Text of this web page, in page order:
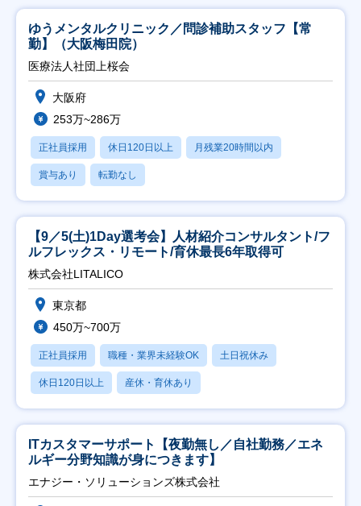
ゆうメンタルクリニック／問診補助スタッフ【常
勤】（大阪梅田院）
医療法人社団上桜会
大阪府
253万~286万
正社員採用 休日120日以上 月残業20時間以内
賞与あり 転勤なし
【9／5(土)1Day選考会】人材紹介コンサルタント/フ
ルフレックス・リモート/育休最長6年取得可
株式会社LITALICO
東京都
450万~700万
正社員採用 職種・業界未経験OK 土日祝休み
休日120日以上 産休・育休あり
ITカスタマーサポート【夜勤無し／自社勤務／エネ
ルギー分野知識が身につきます】
エナジー・ソリューションズ株式会社